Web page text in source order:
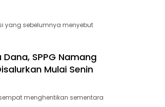
yang sebelumnya menyebut
SPPG Namang
Mulai Senin
sempat menghentikan sementara